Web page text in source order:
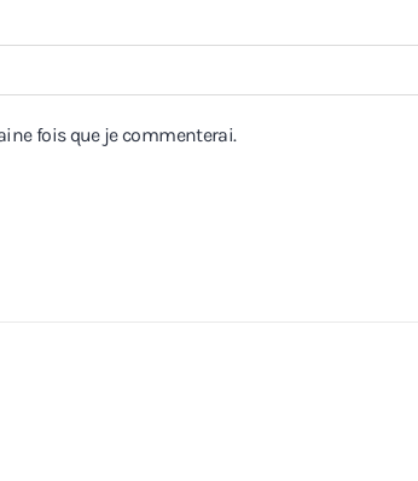
fois que je commenterai.